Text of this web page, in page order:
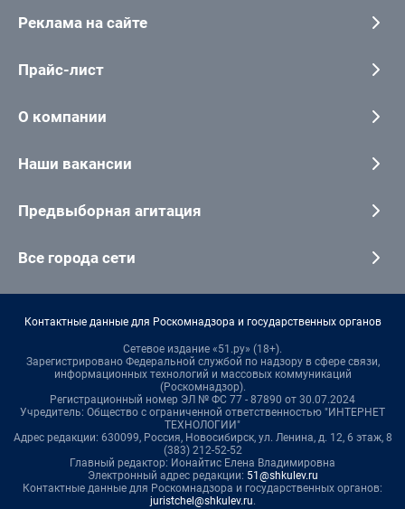
Реклама на сайте
Прайс-лист
О компании
Наши вакансии
Предвыборная агитация
Все города сети
Контактные данные для Роскомнадзора и государственных органов
Сетевое издание «51.ру» (18+).
Зарегистрировано Федеральной службой по надзору в сфере связи,
информационных технологий и массовых коммуникаций
(Роскомнадзор).
Регистрационный номер ЭЛ № ФС 77 - 87890 от 30.07.2024
Учредитель: Общество с ограниченной ответственностью "ИНТЕРНЕТ
ТЕХНОЛОГИИ"
Адрес редакции: 630099, Россия, Новосибирск, ул. Ленина, д. 12, 6 этаж, 8
(383) 212-52-52
Главный редактор: Ионайтис Елена Владимировна
Электронный адрес редакции: 51@shkulev.ru
Контактные данные для Роскомнадзора и государственных органов:
juristchel@shkulev.ru.